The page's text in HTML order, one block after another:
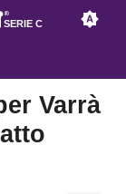
SERIE C
Varrà